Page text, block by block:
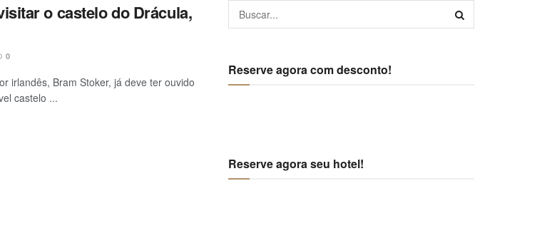
o castelo do Drácula,
0
irlandês, Bram Stoker, já deve ter ouvido
castelo ...
Reserve agora com desconto!
Reserve agora seu hotel!